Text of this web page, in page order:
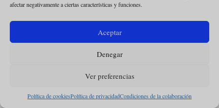
afectar negativamente a ciertas características y funciones.
Aceptar
Denegar
Ver preferencias
Política de cookiesPolítica de privacidadCondiciones de la colaboración
Déjanos tu mail y recibe todas las
mirada católica